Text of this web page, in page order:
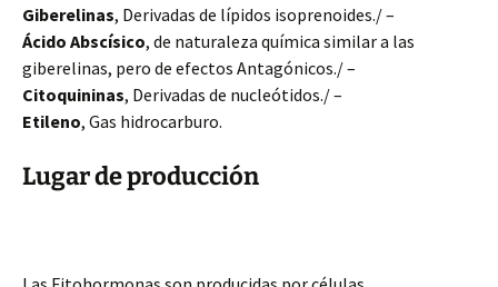
Giberelinas, Derivadas de lípidos isoprenoides./ –
Ácido Abscísico, de naturaleza química similar a las
giberelinas, pero de efectos Antagónicos./ –
Citoquininas, Derivadas de nucleótidos./ –
Etileno, Gas hidrocarburo.
Lugar de producción